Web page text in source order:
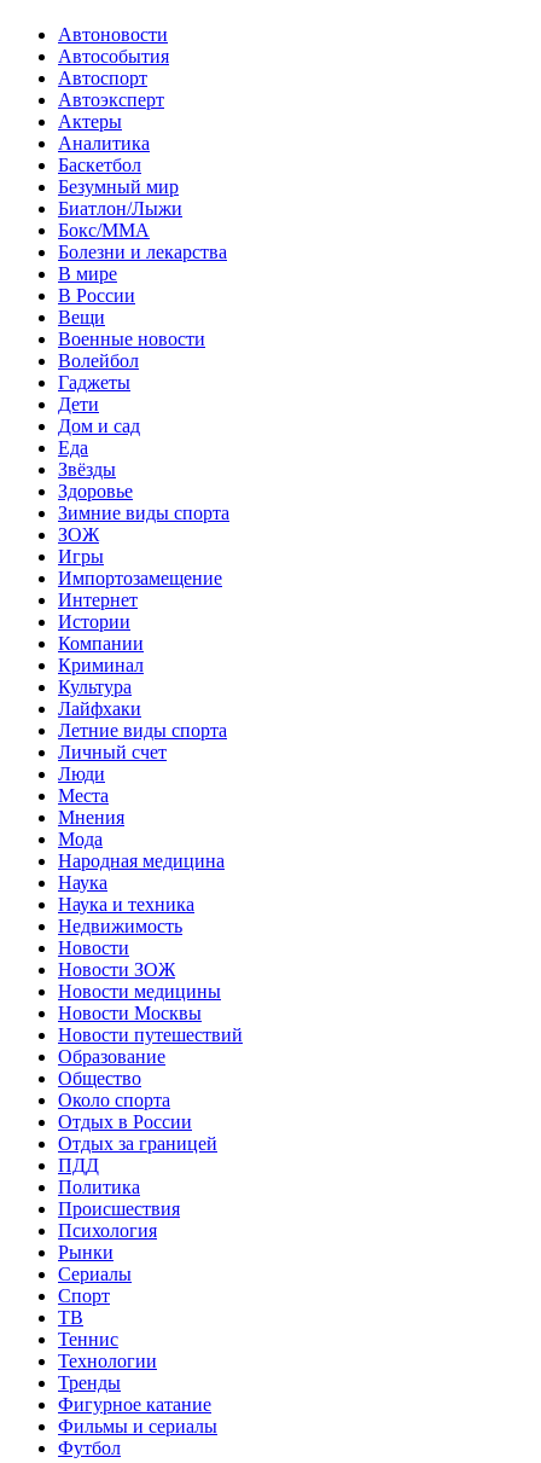
Автоновости
Автособытия
Автоспорт
Автоэксперт
Актеры
Аналитика
Баскетбол
Безумный мир
Биатлон/Лыжи
Бокс/MMA
Болезни и лекарства
В мире
В России
Вещи
Военные новости
Волейбол
Гаджеты
Дети
Дом и сад
Еда
Звёзды
Здоровье
Зимние виды спорта
ЗОЖ
Игры
Импортозамещение
Интернет
Истории
Компании
Криминал
Культура
Лайфхаки
Летние виды спорта
Личный счет
Люди
Места
Мнения
Мода
Народная медицина
Наука
Наука и техника
Недвижимость
Новости
Новости ЗОЖ
Новости медицины
Новости Москвы
Новости путешествий
Образование
Общество
Около спорта
Отдых в России
Отдых за границей
ПДД
Политика
Происшествия
Психология
Рынки
Сериалы
Спорт
ТВ
Теннис
Технологии
Тренды
Фигурное катание
Фильмы и сериалы
Футбол